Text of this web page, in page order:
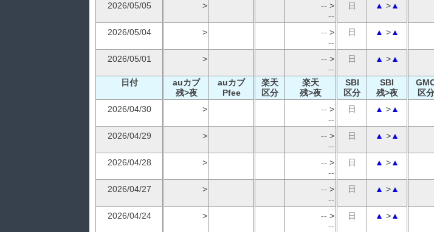
2026/05/05
> -- >
--
日 ▲ >▲
2026/05/04
> -- >
--
日 ▲ >▲
2026/05/01
> -- >
--
日 ▲ >▲
日付
auカブ
残>夜
auカブ
Pfee
楽天
区分
楽天
残>夜
SBI
区分
SBI
残>夜
区分
2026/04/30
> -- >
--
日 ▲ >▲
2026/04/29
> -- >
--
日 ▲ >▲
2026/04/28
> -- >
--
日 ▲ >▲
2026/04/27
> -- >
--
日 ▲ >▲
2026/04/24
> -- >
--
日 ▲ >▲